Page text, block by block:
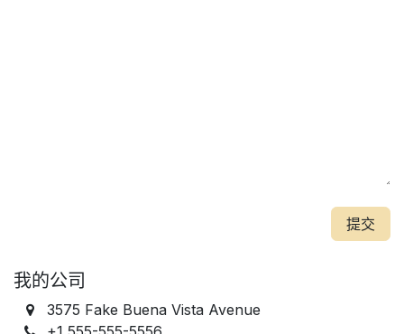
提交
我的公司
3575 Fake Buena Vista Avenue